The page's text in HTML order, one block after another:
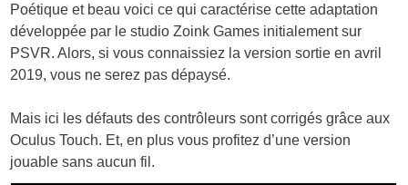
Poétique et beau voici ce qui caractérise cette adaptation
développée par le studio Zoink Games initialement sur
PSVR. Alors, si vous connaissiez la version sortie en avril
2019, vous ne serez pas dépaysé.
Mais ici les défauts des contrôleurs sont corrigés grâce aux
Oculus Touch. Et, en plus vous profitez d’une version
jouable sans aucun fil.